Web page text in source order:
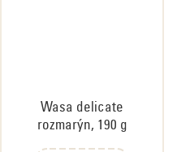
Wasa delicate
rozmarýn, 190 g